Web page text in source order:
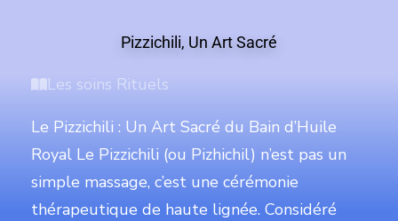
Pizzichili, Un Art Sacré
Les soins Rituels
Le Pizzichili : Un Art Sacré du Bain d’Huile
Royal Le Pizzichili (ou Pizhichil) n’est pas un
simple massage, c’est une cérémonie
thérapeutique de haute lignée. Considéré